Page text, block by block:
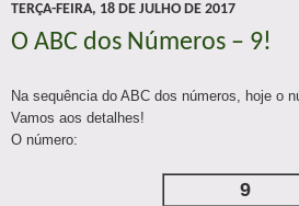
TERÇA-FEIRA, 18 DE JULHO DE 2017
O ABC dos Números – 9!
Na sequência do ABC dos números, hoje o
Vamos aos detalhes!
O número:
9